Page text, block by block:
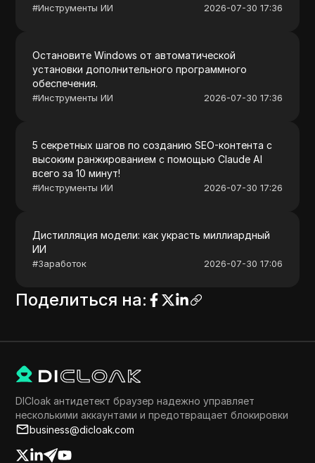
#Инструменты ИИ 2026-07-30 17:36
Остановите Windows от автоматической
установки дополнительного программного
обеспечения.
#Инструменты ИИ 2026-07-30 17:36
5 секретных шагов по созданию SEO-контента с
высоким ранжированием с помощью Claude AI
всего за 10 минут!
#Инструменты ИИ 2026-07-30 17:26
Дистилляция модели: как украсть миллиардный
ИИ
#Заработок 2026-07-30 17:06
Поделиться на:
DICloak антидетект браузер надежно управляет
несколькими аккаунтами и предотвращает блокировки
business@dicloak.com